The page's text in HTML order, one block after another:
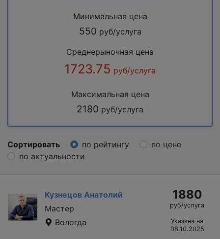
Минимальная цена
550 руб/услуга
Среднерыночная цена
1723.75 руб/услуга
Максимальная цена
2180 руб/услуга
Сортировать по рейтингу
по цене
по актуальности
Кузнецов Анатолий
Мастер
Вологда
1880
руб/услуга
Указана на
08.10.2025